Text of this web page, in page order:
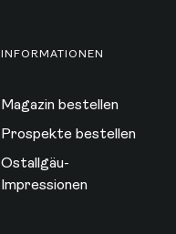
INFORMATIONEN
Magazin bestellen
Prospekte bestellen
Ostallgäu-
Impressionen